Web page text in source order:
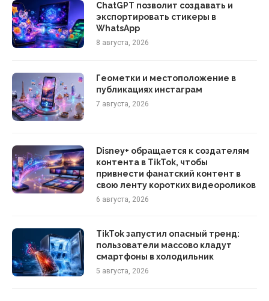
ChatGPT позволит создавать и
экспортировать стикеры в
WhatsApp
8 августа, 2026
Геометки и местоположение в
публикациях инстаграм
7 августа, 2026
Disney+ обращается к создателям
контента в TikTok, чтобы
привнести фанатский контент в
свою ленту коротких видеороликов
6 августа, 2026
TikTok запустил опасный тренд:
пользователи массово кладут
смартфоны в холодильник
5 августа, 2026